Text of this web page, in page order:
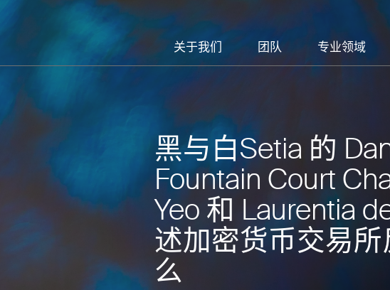
关于我们 团队 专业领域
黑与白Setia 的
Fountain Court
Yeo 和 Laurentia
述加密货币交易
么